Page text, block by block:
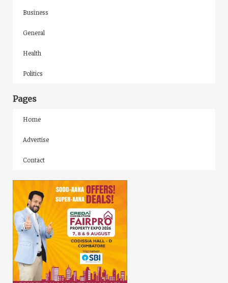
Business
General
Health
Politics
Pages
Home
Advertise
Contact